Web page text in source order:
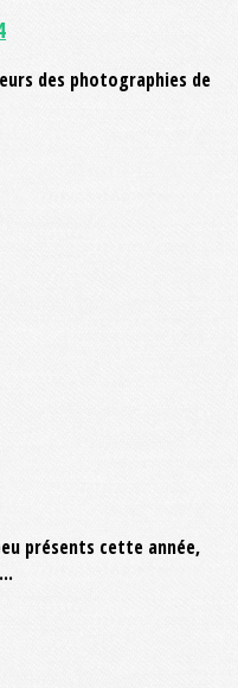
des photographies de
présents cette année,